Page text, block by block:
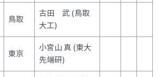
鳥取
古田 武 (鳥取
大工)
東京
小宮山 真 (東大
先端研)